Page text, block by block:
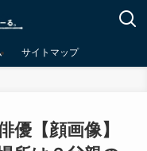
サイトマップ
優【顔画像】